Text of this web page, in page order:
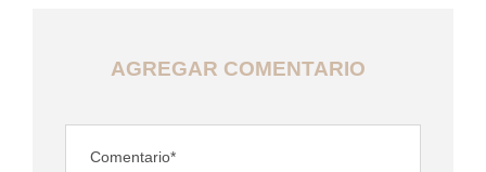
AGREGAR COMENTARIO